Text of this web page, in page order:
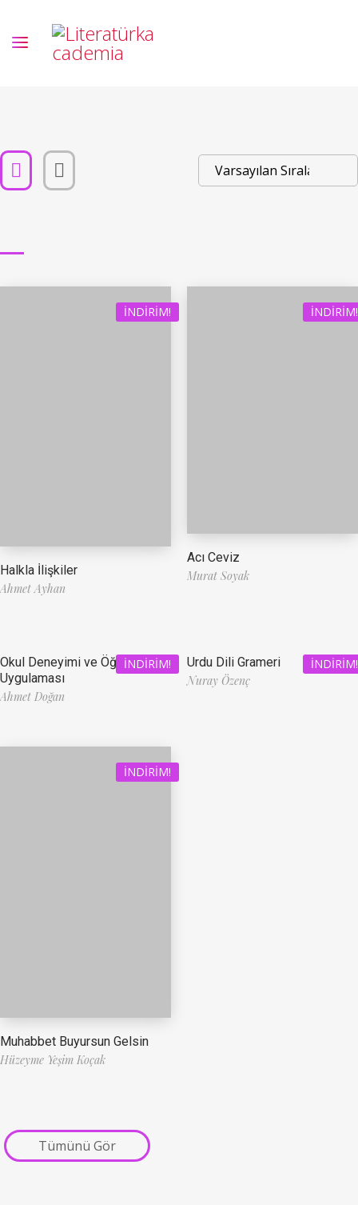
İNDIRIM!
Halkla İlişkiler
Ahmet Ayhan
İNDIRIM!
Acı Ceviz
Murat Soyak
İNDIRIM!
Okul Deneyimi ve Öğretmenlik
Uygulaması
Ahmet Doğan
İNDIRIM!
Urdu Dili Grameri
Nuray Özenç
İNDIRIM!
Muhabbet Buyursun Gelsin
Hüzeyme Yeşim Koçak
Tümünü Gör